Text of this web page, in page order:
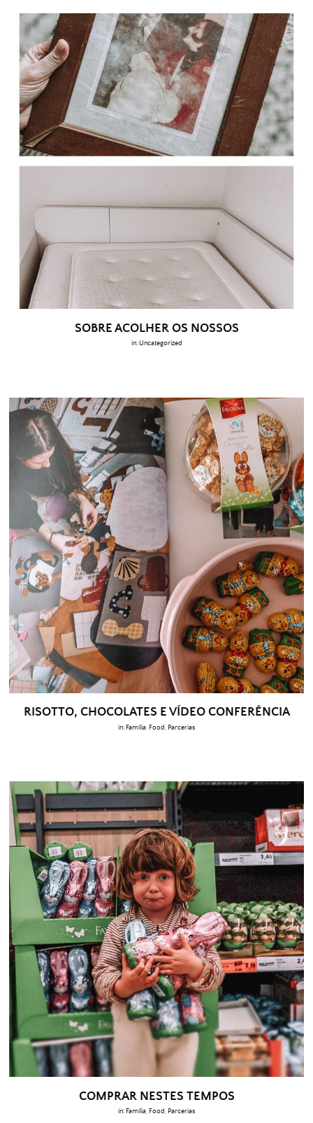
SOBRE ACOLHER OS NOSSOS
in: Uncategorized
RISOTTO, CHOCOLATES E VÍDEO CONFERÊNCIA
in: Família Food Parcerias
COMPRAR NESTES TEMPOS
in: Família Food Parcerias